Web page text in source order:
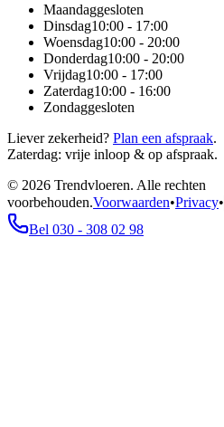
Maandaggesloten
Dinsdag10:00 - 17:00
Woensdag10:00 - 20:00
Donderdag10:00 - 20:00
Vrijdag10:00 - 17:00
Zaterdag10:00 - 16:00
Zondaggesloten
Liever zekerheid? Plan een afspraak.
Zaterdag: vrije inloop & op afspraak.
© 2026 Trendvloeren. Alle rechten
voorbehouden.Voorwaarden•Privacy•
Bel 030 - 308 02 98